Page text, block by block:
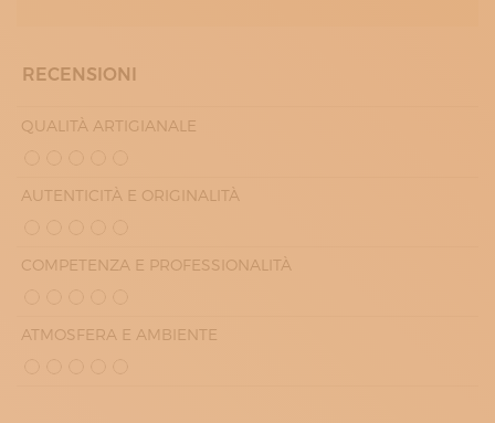
RECENSIONI
QUALITÀ ARTIGIANALE
AUTENTICITÀ E ORIGINALITÀ
COMPETENZA E PROFESSIONALITÀ
ATMOSFERA E AMBIENTE